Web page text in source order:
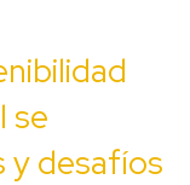
se
y desafíos